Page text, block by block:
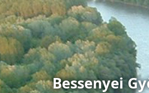
Bessenyei